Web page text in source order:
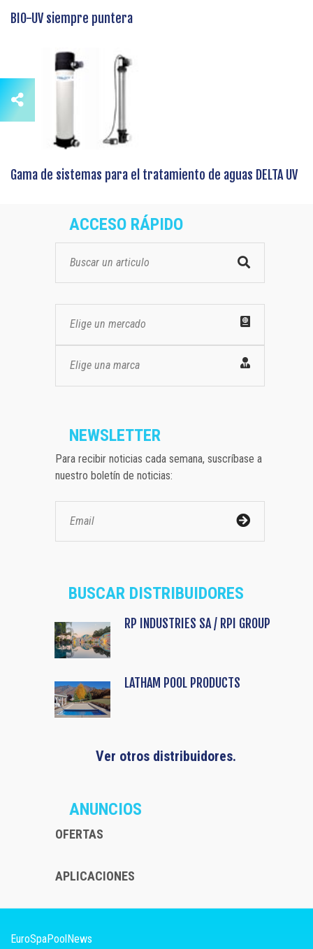
BIO-UV siempre puntera
Gama de sistemas para el tratamiento de aguas DELTA UV
ACCESO RÁPIDO
Elige un mercado
Elige una marca
NEWSLETTER
Para recibir noticias cada semana, suscríbase a
nuestro boletín de noticias:
BUSCAR DISTRIBUIDORES
RP INDUSTRIES SA / RPI GROUP
LATHAM POOL PRODUCTS
Ver otros distribuidores.
ANUNCIOS
OFERTAS
APLICACIONES
EuroSpaPoolNews